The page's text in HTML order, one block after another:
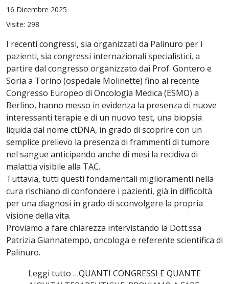
16 Dicembre 2025
Visite: 298
I recenti congressi, sia organizzati da Palinuro per i
pazienti, sia congressi internazionali specialistici, a
partire dal congresso organizzato dai Prof. Gontero e
Soria a Torino (ospedale Molinette) fino al recente
Congresso Europeo di Oncologia Medica (ESMO) a
Berlino, hanno messo in evidenza la presenza di nuove
interessanti terapie e di un nuovo test, una biopsia
liquida dal nome ctDNA, in grado di scoprire con un
semplice prelievo la presenza di frammenti di tumore
nel sangue anticipando anche di mesi la recidiva di
malattia visibile alla TAC.
Tuttavia, tutti questi fondamentali miglioramenti nella
cura rischiano di confondere i pazienti, già in difficoltà
per una diagnosi in grado di sconvolgere la propria
visione della vita.
Proviamo a fare chiarezza intervistando la Dott.ssa
Patrizia Giannatempo, oncologa e referente scientifica di
Palinuro.
Leggi tutto …QUANTI CONGRESSI E QUANTE